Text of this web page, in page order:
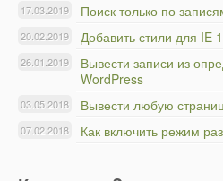
Поиск только по
17.03.2019
Добавить стили для IE
20.02.2019
Вывести записи из
WordPress
26.01.2019
Вывести любую
03.05.2018
Как включить режим
07.02.2018